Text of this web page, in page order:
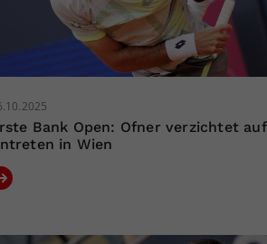
Bank Open: Ofner verzichtet auf
in Wien